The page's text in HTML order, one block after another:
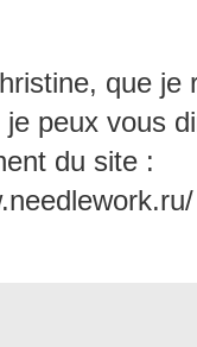
que je
je peux vous
du site :